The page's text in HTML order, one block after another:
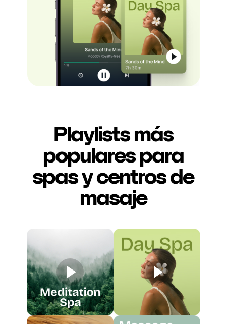
Playlists más
populares para
spas y centros de
masaje